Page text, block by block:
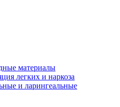
материалы
легких и наркоза
и ларингеальные